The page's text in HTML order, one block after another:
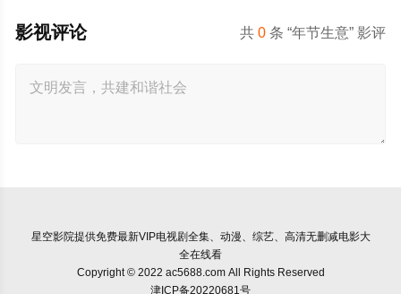
共0 条 “年节生意” 影评
影视评论
星空影院提供免费最新VIP电视剧全集、动漫、综艺、高清无删减电影大
全在线看
Copyright © 2022 ac5688.com All Rights Reserved
津ICP备20220681号